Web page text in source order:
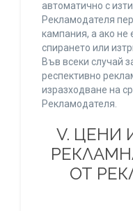
автоматично с
Рекламодателя
кампания, а ако не
спирането или
Във всеки случай
респективно
изразходване на
Рекламодателя.
V. ЦЕНИ
ОТ